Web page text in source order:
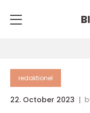
redaktionel
22. October 2023